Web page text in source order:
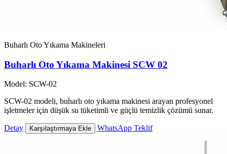
Buharlı Oto Yıkama Makineleri
Buharlı Oto Yıkama Makinesi SCW 02
Model: SCW-02
SCW-02 modeli, buharlı oto yıkama makinesi arayan profesyonel
işletmeler için düşük su tüketimli ve güçlü temizlik çözümü sunar.
Detay Karşılaştırmaya Ekle WhatsApp Teklif